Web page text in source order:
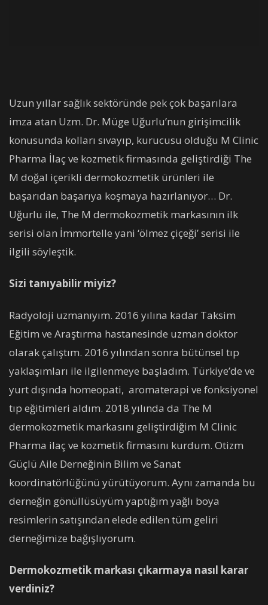
Uzun yıllar sağlık sektöründe pek çok başarılara
imza atan Uzm. Dr. Müge Uğurlu’nun girişimcilik
konusunda kolları sıvayıp, kurucusu olduğu M Clinic
Pharma İlaç ve kozmetik firmasında geliştirdiği The
M doğal içerikli dermokozmetik ürünleri ile
başarıdan başarıya koşmaya hazırlanıyor… Dr.
Uğurlu ile, The M dermokozmetik markasının ilk
serisi olan İmmortelle yani ‘ölmez çiçeği’ serisi ile
ilgili söyleştik.
Sizi tanıyabilir miyiz?
Radyoloji uzmanıyım. 2016 yılına kadar Taksim
Eğitim ve Araştırma hastanesinde uzman doktor
olarak çalıştım. 2016 yılından sonra bütünsel tıp
yaklaşımları ile ilgilenmeye başladım. Türkiye’de ve
yurt dışında homeopati, aromaterapi ve fonksiyonel
tıp eğitimleri aldım. 2018 yılında da The M
dermokozmetik markasını geliştirdiğim M Clinic
Pharma ilaç ve kozmetik firmasını kurdum. Otizm
Güçlü Aile Derneğinin Bilim ve Sanat
koordinatörlüğünü yürütüyorum. Aynı zamanda bu
derneğin gönüllüsüyüm yaptığım yağlı boya
resimlerin satışından elede edilen tüm geliri
derneğimize bağışlıyorum.
Dermokozmetik markası çıkarmaya nasıl karar
verdiniz?